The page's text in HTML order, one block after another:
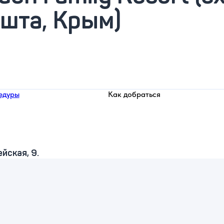
Крым)
Как добраться
9.